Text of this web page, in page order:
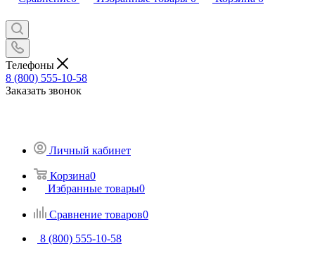
Телефоны
8 (800) 555-10-58
Заказать звонок
Личный кабинет
Корзина0
Избранные товары0
Сравнение товаров0
8 (800) 555-10-58